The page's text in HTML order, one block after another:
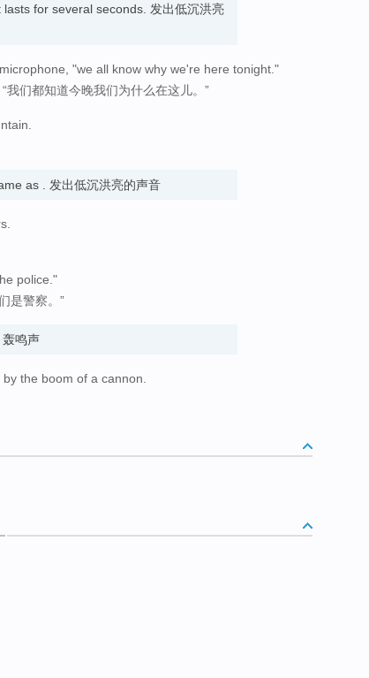
lasts for several seconds. 发出低沉洪亮
"we all know why we're here tonight."
我们都知道今晚我们为什么在这儿。”
as . 发出低沉洪亮的声音
police."
是警察。”
鸣声
the boom of a cannon.